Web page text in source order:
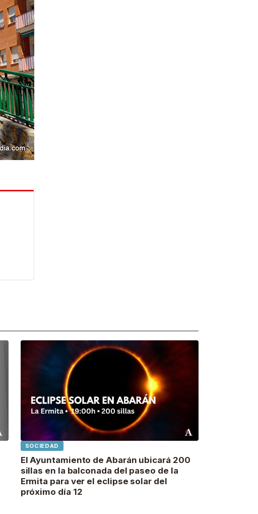
SOCIEDAD
El Ayuntamiento de Abarán ubicará 200
sillas en la balconada del paseo de la
Ermita para ver el eclipse solar del
próximo día 12